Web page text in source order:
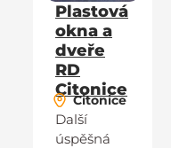
Plastová
okna a
dveře
RD
Citonice
Citonice
Další
úspěšná